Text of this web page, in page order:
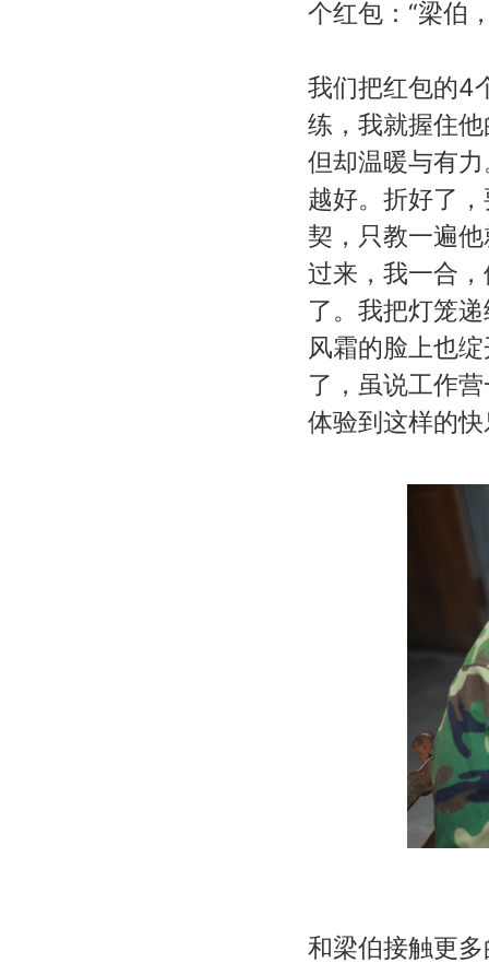
个红包：“梁伯
我们把红包的4
练，我就握住
但却温暖与有
越好。折好了
契，只教一遍
过来，我一合
了。我把灯笼
风霜的脸上也
了，虽说工作
体验到这样的
和梁伯接触更